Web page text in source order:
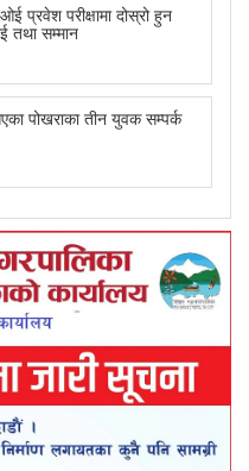
प्रवेश परीक्षामा दोस्रो हुन
तथा सम्मान
पोखराका तीन युवक सम्पर्क